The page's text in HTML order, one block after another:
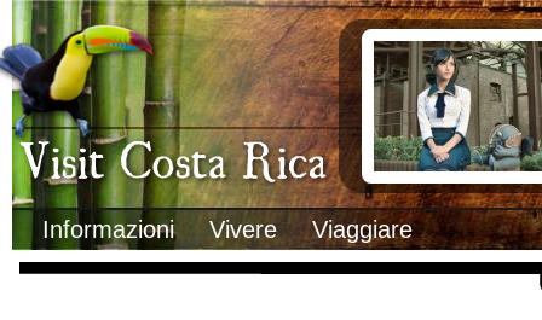
Visit Costa Rica
Informazioni Vivere Viaggiare
Clima
Geografia
Informazioni Geografiche
Letteratura e cultura
Gastronomia
Lo sapevi che
Musica
Natura
Storia
Trasporti Interni
Documenti
Italiani in Costa
L’ambasciata
Opportunità